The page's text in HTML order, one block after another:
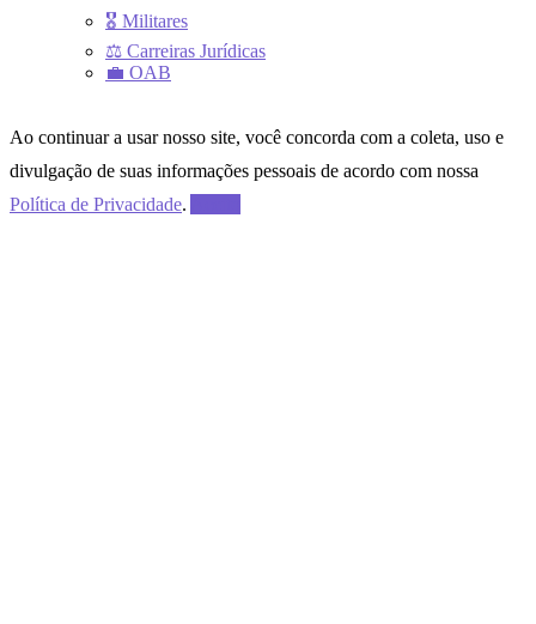
🎖 Militares
⚖ Carreiras Jurídicas
💼 OAB
Ao continuar a usar nosso site, você concorda com a coleta, uso e
divulgação de suas informações pessoais de acordo com nossa
Política de Privacidade.